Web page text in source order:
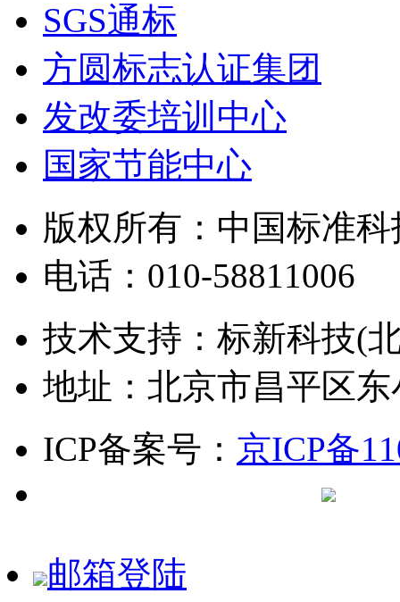
SGS通标
方圆标志认证集团
发改委培训中心
国家节能中心
版权所有：中国标准
电话：010-58811006
技术支持：标新科技(
地址：北京市昌平区
ICP备案号： 京ICP备
邮箱登陆